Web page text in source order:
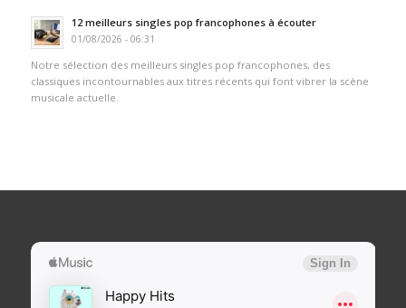
12 meilleurs singles pop francophones à écouter
01/08/2026 - 06:31
Notre sélection des meilleurs singles pop francophones, des
classiques incontournables aux titres récents qui font vibrer la scène
musicale actuelle.